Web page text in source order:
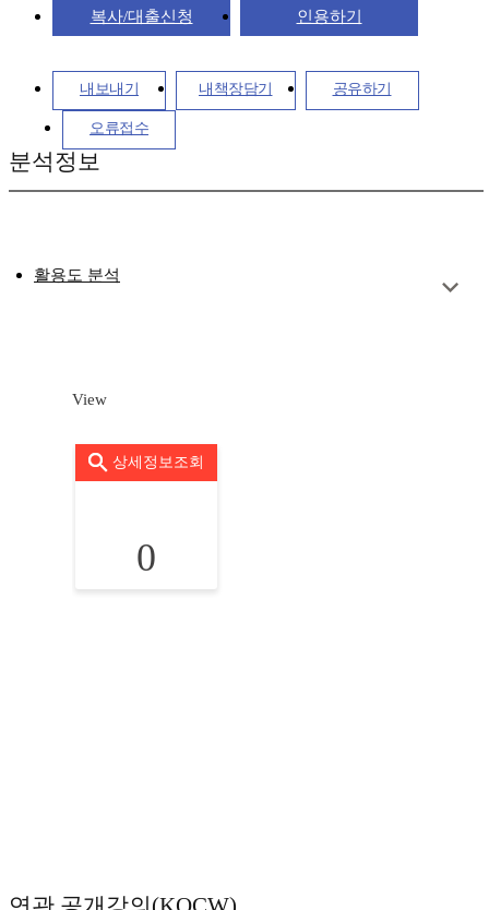
복사/대출신청 인용하기
내보내기 내책장담기 공유하기
오류접수
분석정보
활용도 분석
View
상세정보조회
0